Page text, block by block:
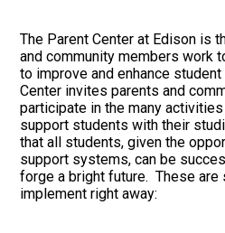
The Parent Center at Edison is
and community members work
to improve and enhance
Center invites parents and
participate in the many
support students with their
that all students, given the
support systems, can be
forge a bright future. These are
implement right away: